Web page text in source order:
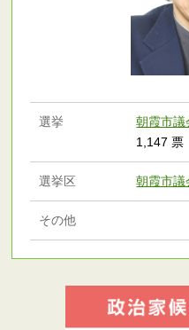
選挙 朝霞市議
1,147 票
選挙区 朝霞市議
その他